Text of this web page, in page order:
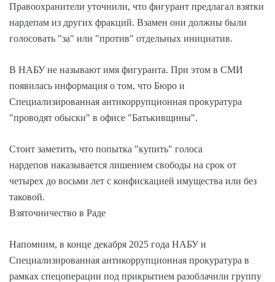
Правоохранители уточнили, что фигурант предлагал взятки
нардепам из других фракций. Взамен они должны были
голосовать "за" или "против" отдельных инициатив.
В НАБУ не называют имя фигуранта. При этом в СМИ
появилась информация о том, что Бюро и
Специализированная антикоррупционная прокуратура
"проводят обыски" в офисе "Батькивщины".
Стоит заметить, что попытка "купить" голоса
нардепов наказывается лишением свободы на срок от
четырех до восьми лет с конфискацией имущества или без
таковой.
Взяточничество в Раде
Напомним, в конце декабря 2025 года НАБУ и
Специализированная антикоррупционная прокуратура в
рамках спецоперации под прикрытием разоблачили группу